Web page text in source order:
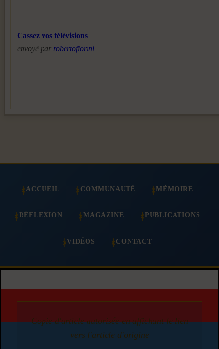
Cassez vos télévisions
envoyé par robertofiorini
ACCUEIL COMMUNAUTÉ MÉMOIRE
RÉFLEXION MAGAZINE PUBLICATIONS
VIDÉOS CONTACT
Copie d'article autorisée en affichant le lien
vers l'article d'origine